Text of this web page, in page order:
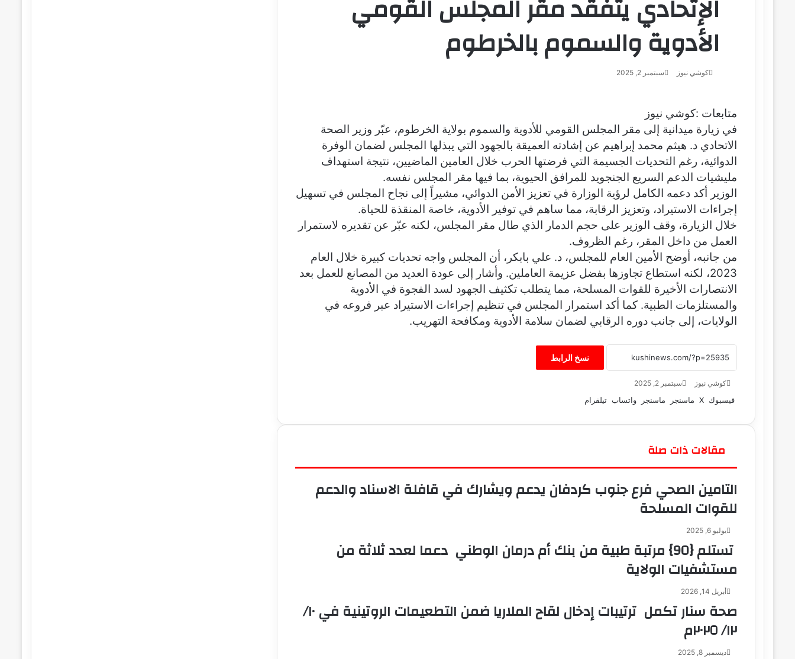
الإتحادي يتفقد مقر المجلس القومي
الأدوية والسموم بالخرطوم
كوشي نيوز
ر
ي
د
ل
ك
ر
و
ن
سبتمبر 2, 2025
متابعات :كوشي نيوز
في زيارة ميدانية إلى مقر المجلس القومي للأدوية والسموم بولاية الخرطوم، عبّر وزير الصحة
الاتحادي د. هيثم محمد إبراهيم عن إشادته العميقة بالجهود التي يبذلها المجلس لضمان الوفرة
الدوائية، رغم التحديات الجسيمة التي فرضتها الحرب خلال العامين الماضيين، نتيجة استهداف
مليشيات الدعم السريع الجنجويد للمرافق الحيوية، بما فيها مقر المجلس نفسه.
الوزير أكد دعمه الكامل لرؤية الوزارة في تعزيز الأمن الدوائي، مشيراً إلى نجاح المجلس في تسهيل
إجراءات الاستيراد، وتعزيز الرقابة، مما ساهم في توفير الأدوية، خاصة المنقذة للحياة.
خلال الزيارة، وقف الوزير على حجم الدمار الذي طال مقر المجلس، لكنه عبّر عن تقديره لاستمرار
العمل من داخل المقر، رغم الظروف.
من جانبه، أوضح الأمين العام للمجلس، د. علي بابكر، أن المجلس واجه تحديات كبيرة خلال العام
2023، لكنه استطاع تجاوزها بفضل عزيمة العاملين. وأشار إلى عودة العديد من المصانع للعمل بعد
الانتصارات الأخيرة للقوات المسلحة، مما يتطلب تكثيف الجهود لسد الفجوة في الأدوية
والمستلزمات الطبية. كما أكد استمرار المجلس في تنظيم إجراءات الاستيراد عبر فروعه في
الولايات، إلى جانب دوره الرقابي لضمان سلامة الأدوية ومكافحة التهريب.
نسخ الرابط
كوشي نيوز
ر
د
إ
ت
ر
و
ن
ا
سبتمبر 2, 2025
فيسبوك ‫X ماسنجر ماسنجر واتساب تيلقرام
مقالات ذات صلة
التامين الصحي فرع جنوب كردفان يدعم ويشارك في قافلة الاسناد والدعم
للقوات المسلحة
يوليو 6, 2025
تستلم {90} مرتبة طبية من بنك أم درمان الوطني دعما لعدد ثلاثة من
مستشفيات الولاية
أبريل 14, 2026
صحة سنار تكمل ترتيبات إدخال لقاح الملاريا ضمن التطعيمات الروتينية في ١٠/
١٢/ ٢٠٢٥م
ديسمبر 8, 2025